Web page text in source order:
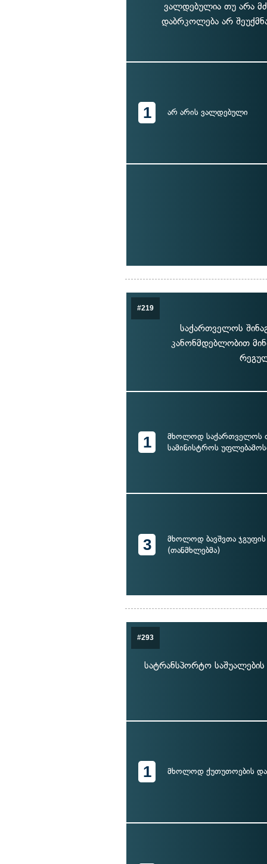
ვალდებულია თუ არა
დაბრკოლება არ
1 არ არის ვალდებული
#219
საქართველოს
კანონმდებლობით
1
მხოლოდ საქართველოს
სამინისტროს
3
მხოლოდ ბავშვთა
(თანმხლებმა)
#293
სატრანსპორტო
1 მხოლოდ ქუთუთოების